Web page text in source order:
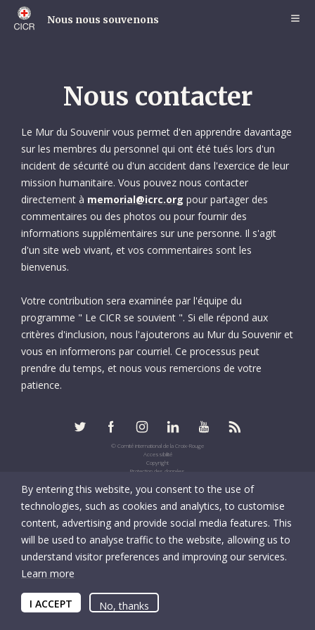
Skip
main
Nous nous souvenons
Nous contacter
Le Mur du Souvenir vous permet d'en apprendre davantage
sur les membres du personnel qui ont été tués lors d'un
incident de sécurité ou d'un accident dans l'exercice de leur
mission humanitaire. Vous pouvez nous contacter
directement à memorial@icrc.org pour partager des
commentaires ou des photos ou pour fournir des
informations supplémentaires sur une personne. Il s'agit
d'un site web vivant, et vos commentaires sont les
bienvenus.
Votre contribution sera examinée par l'équipe du
programme " Le CICR se souvient ". Si elle répond aux
critères d'inclusion, nous l'ajouterons au Mur du Souvenir et
vous en informerons par courriel. Ce processus peut
prendre du temps, et nous vous remercions de votre
patience.
© Comité international de la Croix-Rouge
Accessibilité
Copyright
Protection des données
UID: CHE-105.924.024
By entering this website, you consent to the use of
technologies, such as cookies and analytics, to customise
content, advertising and provide social media features. This
will be used to analyse traffic to the website, allowing us to
understand visitor preferences and improving our services.
Learn more
I ACCEPT No, thanks